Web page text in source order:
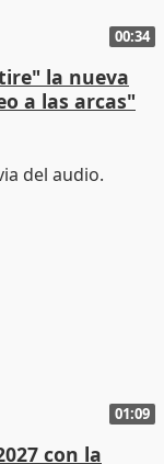
00:34
la nueva
a las arcas"
01:09
con la